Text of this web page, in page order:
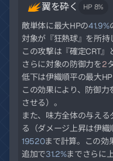
翼を砕く HP 8%
敵単体に最大HPの41.9%
対象が『狂熱球』を所持
この攻撃は『確定CRT』
さらに対象の防御力を2
低下は伊織順平の最大
この効果により、防御力
させる）。
また、味方全体の与える
る（ダメージ上昇は伊
19520まで計算。この効
追加で31.2%までさらに